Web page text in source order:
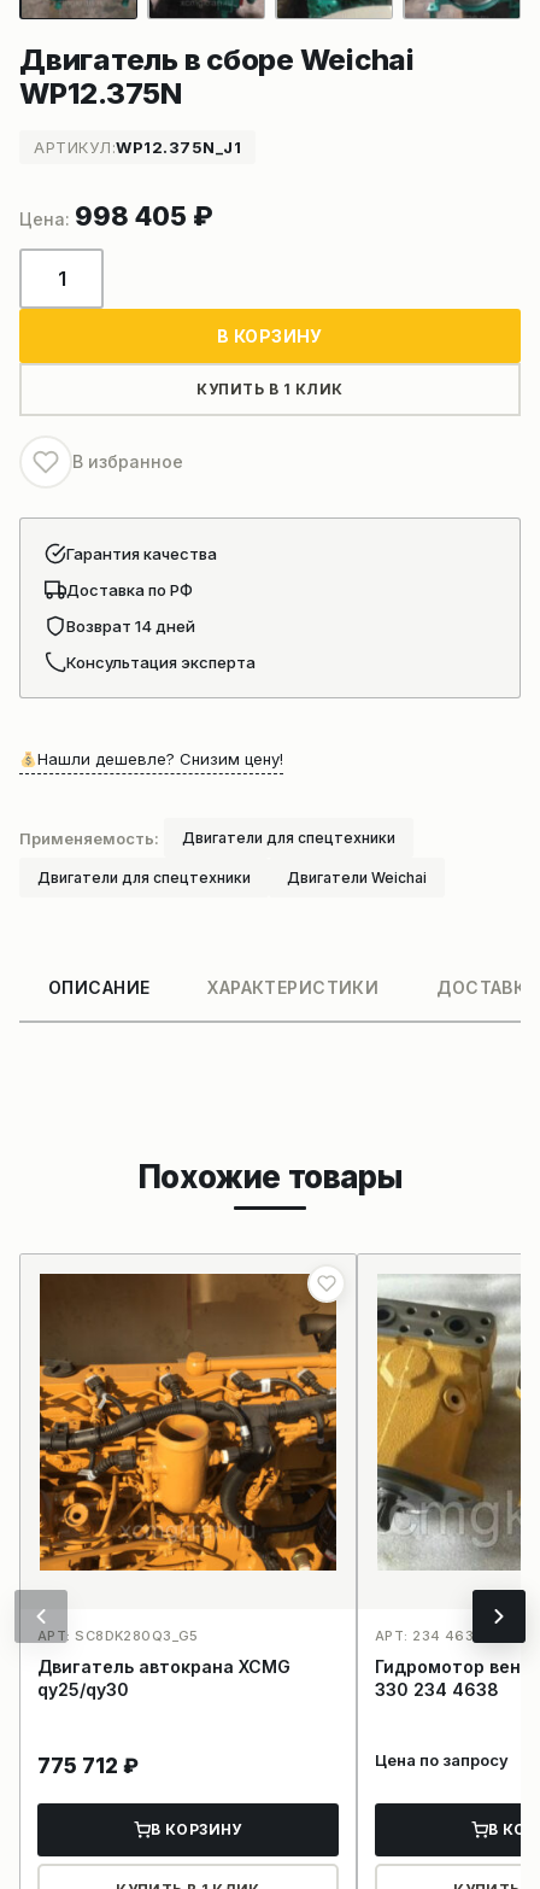
Двигатель в сборе Weichai
WP12.375N
АРТИКУЛ:WP12.375N_J1
998 405 ₽
товара
Weichai
WP12.375N
В КОРЗИНУ
КУПИТЬ В 1 КЛИК
В избранное
Гарантия качества
Доставка по РФ
Возврат 14 дней
Консультация эксперта
Нашли дешевле? Снизим цену!
Применяемость: Двигатели для спецтехники
Двигатели для спецтехники Двигатели Weichai
ОПИСАНИЕ ХАРАКТЕРИСТИКИ
Похожие товары
АРТ: SC8DK280Q3_G5
Двигатель автокрана XCMG
qy25/qy30
775 712 ₽
В КОРЗИНУ
АРТ: 234 4638_1511
Гидромотор
330 234 4638
Цена по запросу
В